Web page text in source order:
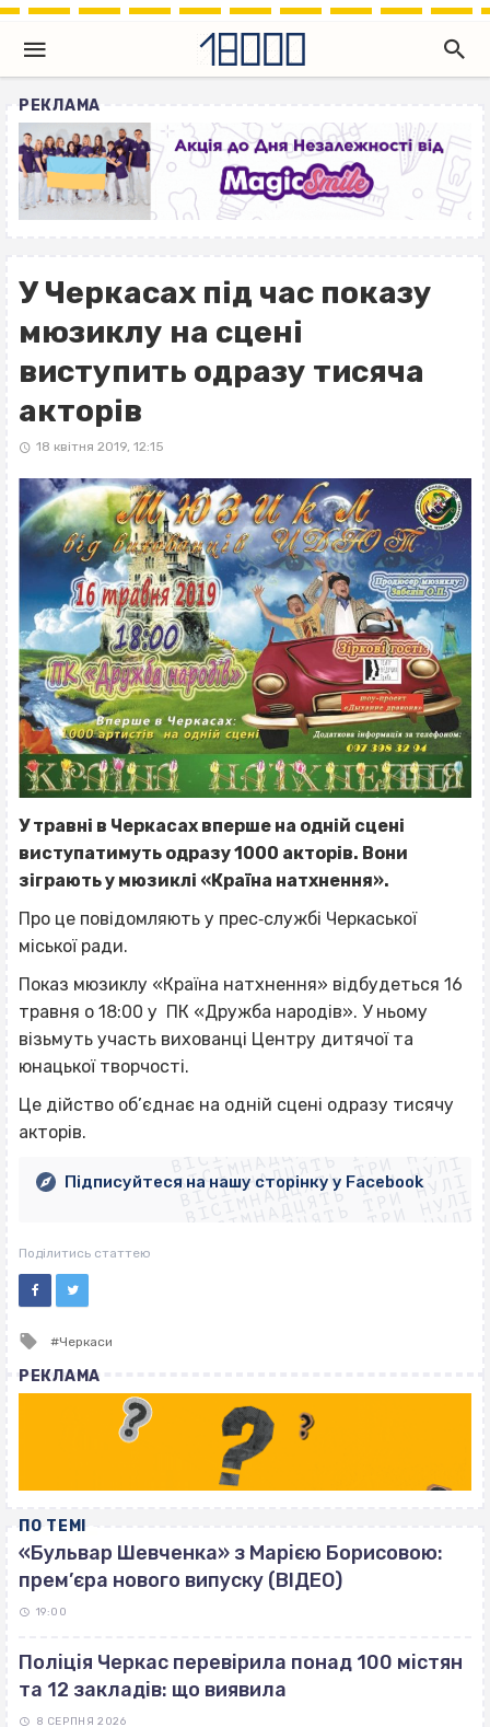
РЕКЛАМА
У Черкасах під час показу
мюзиклу на сцені
виступить одразу тисяча
акторів
18 квітня 2019, 12:15
У травні в Черкасах вперше на одній сцені
виступатимуть одразу 1000 акторів. Вони
зіграють у мюзиклі «Країна натхнення».
Про це повідомляють у прес‐службі Черкаської
міської ради.
Показ мюзиклу «Країна натхнення» відбудеться 16
травня о 18:00 у ПК «Дружба народів». У ньому
візьмуть участь вихованці Центру дитячої та
юнацької творчості.
Це дійство об’єднає на одній сцені одразу тисячу
акторів.
ВІСІМНАДЦЯТЬ ТРИ НУЛІ
ВІСІМНАДЦЯТЬ ТРИ НУЛІ
ВІСІМНАДЦЯТЬ ТРИ НУЛІ
ВІСІМНАДЦЯТЬ ТРИ НУЛІ
ВІСІМНАДЦЯТЬ ТРИ НУЛІ
ВІСІМНАДЦЯТЬ ТРИ НУЛІ
ВІСІМНАДЦЯТЬ ТРИ НУЛІ
ВІСІМНАДЦЯТЬ ТРИ НУЛІ
Підписуйтеся на нашу сторінку у Facebook
Поділитись статтею
Tagged
Черкаси
РЕКЛАМА
ПО ТЕМІ
«Бульвар Шевченка» з Марією Борисовою:
прем’єра нового випуску (ВІДЕО)
19:00
Поліція Черкас перевірила понад 100 містян
та 12 закладів: що виявила
8 СЕРПНЯ 2026